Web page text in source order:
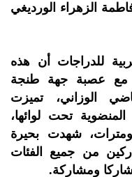
الزهراء الورديغي
للدراجات أن هذه
مع عصبة جهة طنجة
الوزاني، تميزت
تحت لوائها،
على مدار بلغ 4 كيلومترات، شهدت بحيرة
من جميع الفئات